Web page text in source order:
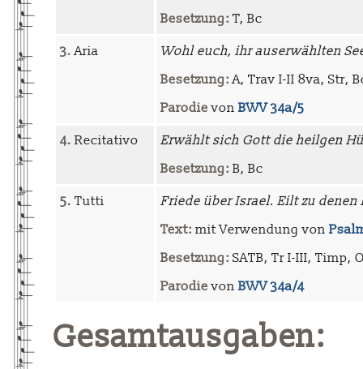
Besetzung: T, Bc
3.Aria
Wohl euch, ihr auserwählten
Besetzung:A, Trav I-II 8va, Str,
Parodie von BWV 34a/5
4. Recitativo
Erwählt sich Gott die heilgen
Besetzung: B, Bc
5. Tutti
Friede über Israel. Eilt zu denen
Text: mit Verwendung von
Besetzung: SATB, Tr I-III, Timp,
Parodie von BWV 34a/4
Gesamtausgaben: